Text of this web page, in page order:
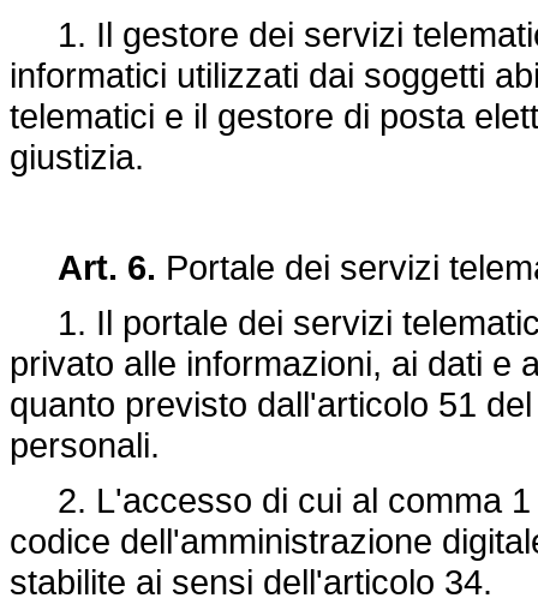
1. Il gestore dei servizi
informatici utilizzati dai soggetti
telematici e il gestore di posta
giustizia.
Art. 6. Portale dei servizi
1. Il portale dei servizi
privato alle informazioni, ai dati e
quanto previsto dall'articolo 51
personali.
2. L'accesso di cui al comma 1
codice dell'amministrazione
stabilite ai sensi dell'articolo 34.